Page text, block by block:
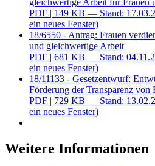
PDF | 149 KB — Stand:
ein neues Fenster)
18/6550 - Antrag: Frauen
und gleichwertige Arbeit
PDF | 681 KB — Stand:
ein neues Fenster)
18/11133 - Gesetzentwurf:
Förderung der Transparenz von
PDF | 729 KB — Stand:
ein neues Fenster)
Weitere Informationen